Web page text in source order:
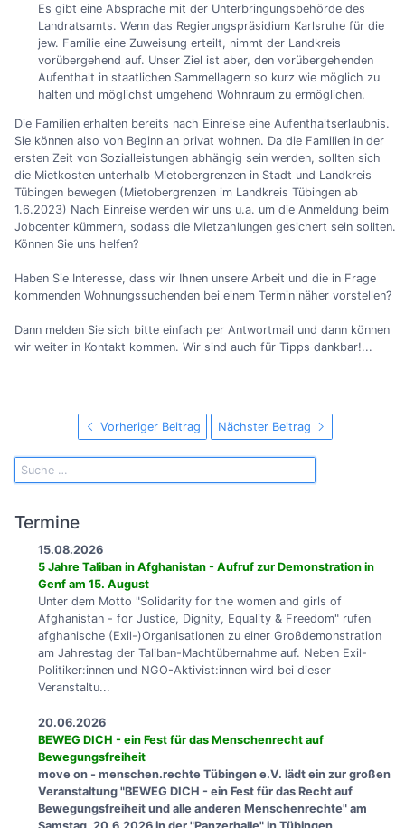
Es gibt eine Absprache mit der Unterbringungsbehörde des
Landratsamts. Wenn das Regierungspräsidium Karlsruhe für die
jew. Familie eine Zuweisung erteilt, nimmt der Landkreis
vorübergehend auf. Unser Ziel ist aber, den vorübergehenden
Aufenthalt in staatlichen Sammellagern so kurz wie möglich zu
halten und möglichst umgehend Wohnraum zu ermöglichen.
Die Familien erhalten bereits nach Einreise eine Aufenthaltserlaubnis.
Sie können also von Beginn an privat wohnen. Da die Familien in der
ersten Zeit von Sozialleistungen abhängig sein werden, sollten sich
die Mietkosten unterhalb Mietobergrenzen in Stadt und Landkreis
Tübingen bewegen (Mietobergrenzen im Landkreis Tübingen ab
1.6.2023) Nach Einreise werden wir uns u.a. um die Anmeldung beim
Jobcenter kümmern, sodass die Mietzahlungen gesichert sein sollten.
Können Sie uns helfen?
Haben Sie Interesse, dass wir Ihnen unsere Arbeit und die in Frage
kommenden Wohnungssuchenden bei einem Termin näher vorstellen?
Dann melden Sie sich bitte einfach per Antwortmail und dann können
wir weiter in Kontakt kommen. Wir sind auch für Tipps dankbar!...
Vorheriger Beitrag Nächster Beitrag
Termine
15.08.2026
5 Jahre Taliban in Afghanistan - Aufruf zur Demonstration in
Genf am 15. August
Unter dem Motto "Solidarity for the women and girls of
Afghanistan - for Justice, Dignity, Equality & Freedom" rufen
afghanische (Exil-)Organisationen zu einer Großdemonstration
am Jahrestag der Taliban-Machtübernahme auf. Neben Exil-
Politiker:innen und NGO-Aktivist:innen wird bei dieser
Veranstaltu...
20.06.2026
BEWEG DICH - ein Fest für das Menschenrecht auf
Bewegungsfreiheit
move on - menschen.rechte Tübingen e.V. lädt ein zur großen
Veranstaltung "BEWEG DICH - ein Fest für das Recht auf
Bewegungsfreiheit und alle anderen Menschenrechte" am